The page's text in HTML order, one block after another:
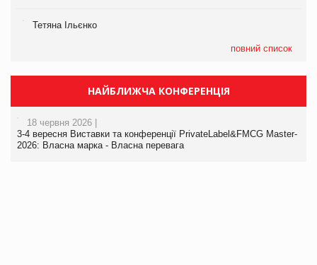
Тетяна Ільєнко
повний список
НАЙБЛИЖЧА КОНФЕРЕНЦІЯ
18 червня 2026 |
3-4 вересня Виставки та конференції PrivateLabel&FMCG Master-
2026: Власна марка - Власна перевага